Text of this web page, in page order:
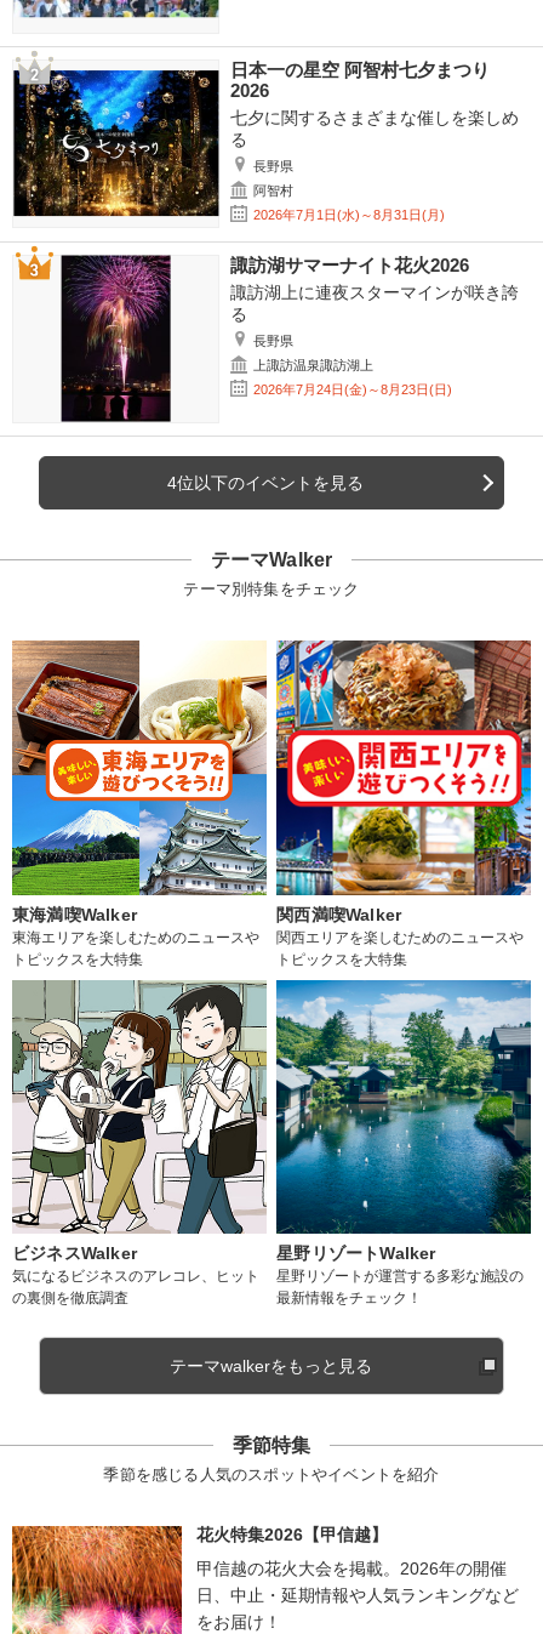
日本一の星空 阿智村七夕まつり
2026
七夕に関するさまざまな催しを楽しめ
る
長野県
阿智村
2026年7月1日(水)～8月31日(月)
諏訪湖サマーナイト花火2026
諏訪湖上に連夜スターマインが咲き誇
る
長野県
上諏訪温泉諏訪湖上
2026年7月24日(金)～8月23日(日)
4位以下のイベントを見る
テーマWalker
テーマ別特集をチェック
東海満喫Walker
東海エリアを楽しむためのニュースや
トピックスを大特集
関西満喫Walker
関西エリアを楽しむためのニュースや
トピックスを大特集
ビジネスWalker
気になるビジネスのアレコレ、ヒット
の裏側を徹底調査
星野リゾートWalker
星野リゾートが運営する多彩な施設の
最新情報をチェック！
テーマwalkerをもっと見る
季節特集
季節を感じる人気のスポットやイベントを紹介
花火特集2026【甲信越】
甲信越の花火大会を掲載。2026年の開催
日、中止・延期情報や人気ランキングなど
をお届け！